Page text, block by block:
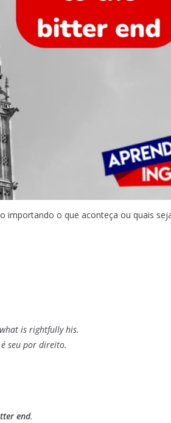
importando o que aconteça ou quais
is rightfully his.
seu por direito.
end.